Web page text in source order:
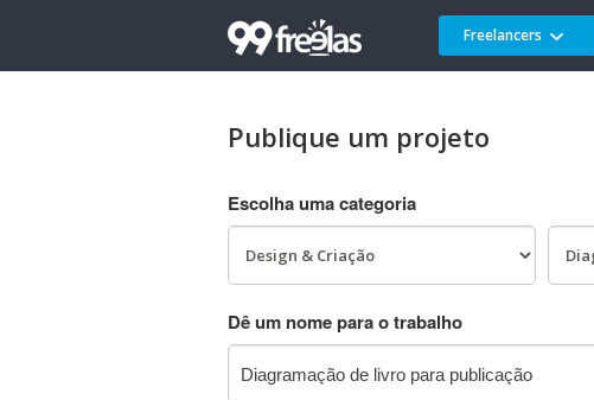
Freelancers
Publique um projeto
Escolha uma categoria
Dê um nome para o trabalho